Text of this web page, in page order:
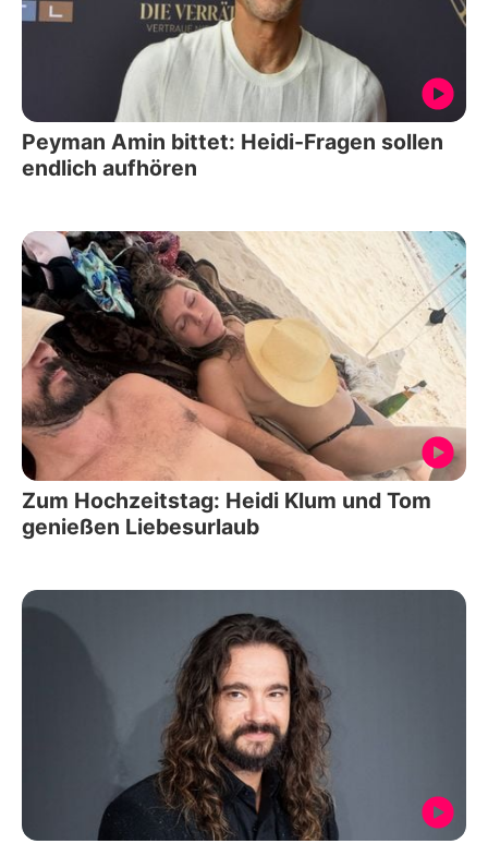
Peyman Amin bittet: Heidi-Fragen sollen
endlich aufhören
Zum Hochzeitstag: Heidi Klum und Tom
genießen Liebesurlaub